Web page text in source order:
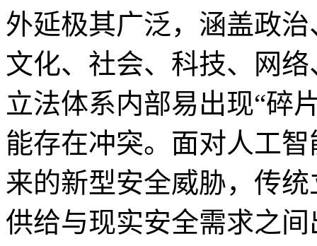
外延极其广泛，涵盖政
文化、社会、科技、网
立法体系内部易出现“碎
能存在冲突。面对人工
来的新型安全威胁，传
供给与现实安全需求之间